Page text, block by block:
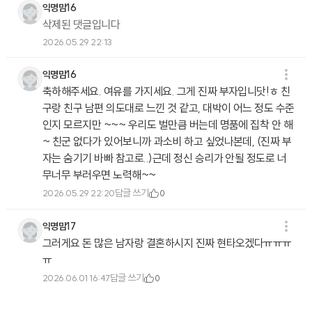
익명맘16
삭제된 댓글입니다
2026.05.29 22:13
익명맘16
축하해주세요. 여유를 가지세요. 그게 진짜 부자입니닷!ㅎ 친
구랑 친구 남편 의도대로 느낀 것 같고, 대박이 어느 정도 수준
인지 모르지만 ~~~ 우리도 벌만큼 버는데 명품에 집착 안 해
~ 친군 없다가 있어보니까 과소비 하고 싶었나본데, (진짜 부
자는 숨기기 바빠 참고로..)근데 정신 승리가 안될 정도로 너
무너무 부러우면 노력해~~
2026.05.29 22:20답글 쓰기 0
익명맘17
그러게요 돈 많은 남자랑 결혼하시지 진짜 현타오겠다ㅠㅠㅠ
ㅠ
2026.06.01 16:47답글 쓰기 0